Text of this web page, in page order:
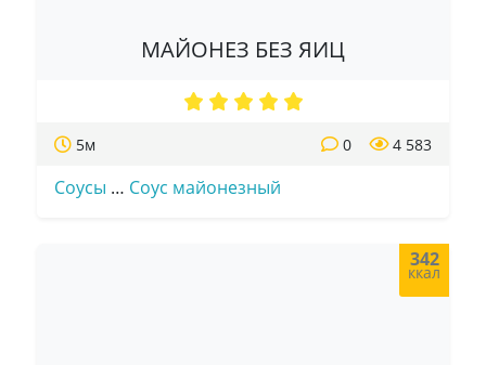
МАЙОНЕЗ БЕЗ ЯИЦ
5м 4 583
0
Соусы … Соус майонезный
342
ккал